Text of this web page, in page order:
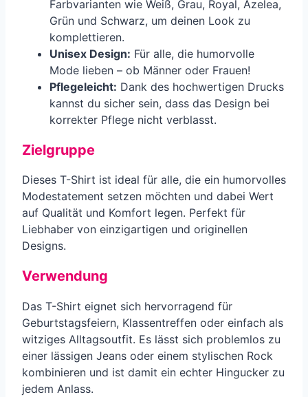
Farbvarianten wie Weiß, Grau, Royal, Azelea,
Grün und Schwarz, um deinen Look zu
komplettieren.
Unisex Design: Für alle, die humorvolle
Mode lieben – ob Männer oder Frauen!
Pflegeleicht: Dank des hochwertigen Drucks
kannst du sicher sein, dass das Design bei
korrekter Pflege nicht verblasst.
Zielgruppe
Dieses T-Shirt ist ideal für alle, die ein humorvolles
Modestatement setzen möchten und dabei Wert
auf Qualität und Komfort legen. Perfekt für
Liebhaber von einzigartigen und originellen
Designs.
Verwendung
Das T-Shirt eignet sich hervorragend für
Geburtstagsfeiern, Klassentreffen oder einfach als
witziges Alltagsoutfit. Es lässt sich problemlos zu
einer lässigen Jeans oder einem stylischen Rock
kombinieren und ist damit ein echter Hingucker zu
jedem Anlass.